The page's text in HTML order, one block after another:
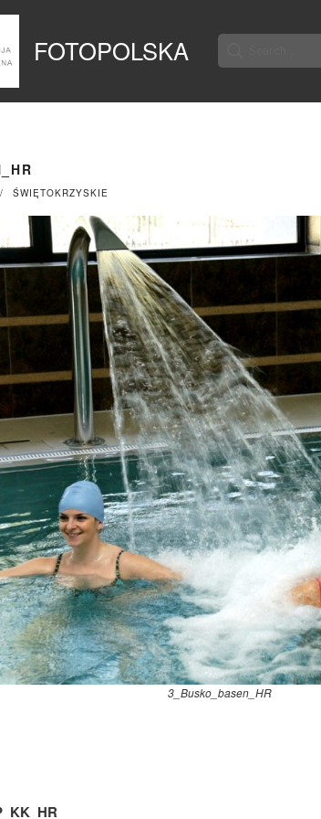
FOTOPOLSKA
Search
for:
ŚWIĘTOKRZYSKIE
3_Busko_basen_HR